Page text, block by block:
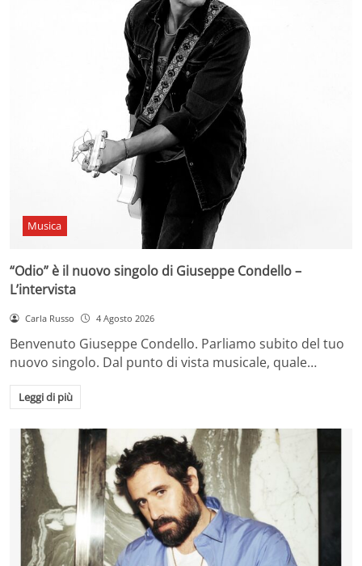
Musica
“Odio” è il nuovo singolo di Giuseppe Condello –
L’intervista
Carla Russo 4 Agosto 2026
Benvenuto Giuseppe Condello. Parliamo subito del tuo
nuovo singolo. Dal punto di vista musicale, quale…
Leggi di più